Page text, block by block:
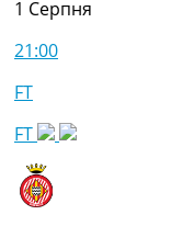
1 Серпня
21:00
FT
FT